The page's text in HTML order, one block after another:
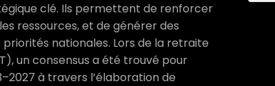
clé. Ils permettent de renforcer
ressources, et de générer des
nationales. Lors de la retraite
un consensus a été trouvé pour
à travers l’élaboration de